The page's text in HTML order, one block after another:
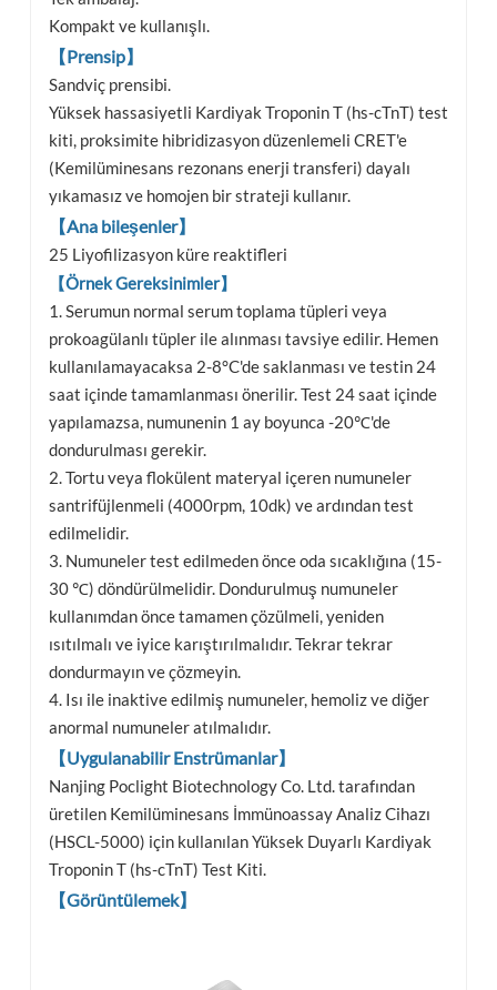
Kompakt ve kullanışlı.
【Prensip】
Sandviç prensibi.
Yüksek hassasiyetli Kardiyak Troponin T (hs-cTnT) test
kiti, proksimite hibridizasyon düzenlemeli CRET'e
(Kemilüminesans rezonans enerji transferi) dayalı
yıkamasız ve homojen bir strateji kullanır.
【Ana bileşenler】
25 Liyofilizasyon küre reaktifleri
【Örnek Gereksinimler】
1. Serumun normal serum toplama tüpleri veya
prokoagülanlı tüpler ile alınması tavsiye edilir. Hemen
kullanılamayacaksa 2-8°C'de saklanması ve testin 24
saat içinde tamamlanması önerilir. Test 24 saat içinde
yapılamazsa, numunenin 1 ay boyunca -20℃'de
dondurulması gerekir.
2. Tortu veya flokülent materyal içeren numuneler
santrifüjlenmeli (4000rpm, 10dk) ve ardından test
edilmelidir.
3. Numuneler test edilmeden önce oda sıcaklığına (15-
30 ℃) döndürülmelidir. Dondurulmuş numuneler
kullanımdan önce tamamen çözülmeli, yeniden
ısıtılmalı ve iyice karıştırılmalıdır. Tekrar tekrar
dondurmayın ve çözmeyin.
4. Isı ile inaktive edilmiş numuneler, hemoliz ve diğer
anormal numuneler atılmalıdır.
【Uygulanabilir Enstrümanlar】
Nanjing Poclight Biotechnology Co. Ltd. tarafından
üretilen Kemilüminesans İmmünoassay Analiz Cihazı
(HSCL-5000) için kullanılan Yüksek Duyarlı Kardiyak
Troponin T (hs-cTnT) Test Kiti.
【Görüntülemek】